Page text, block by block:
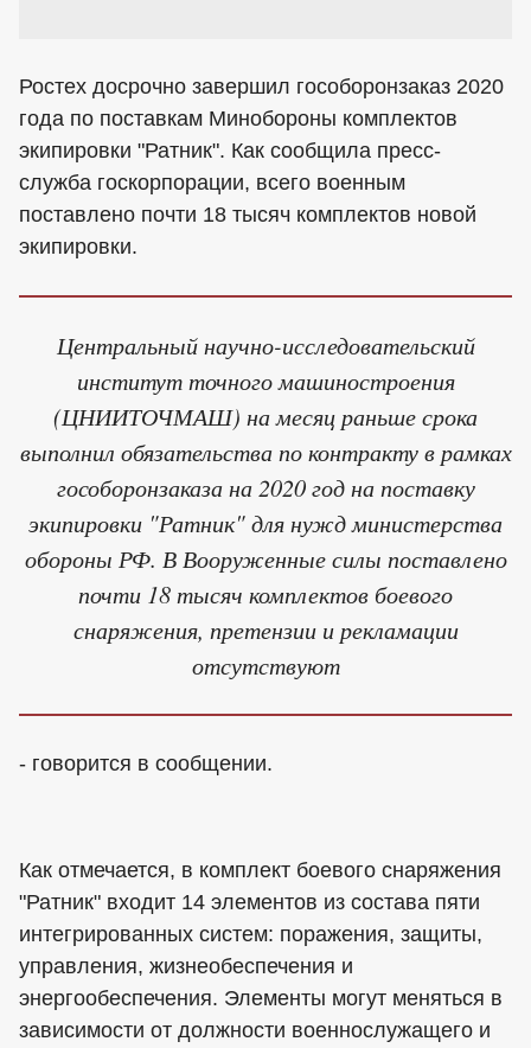
Ростех досрочно завершил гособоронзаказ 2020
года по поставкам Минобороны комплектов
экипировки "Ратник". Как сообщила пресс-
служба госкорпорации, всего военным
поставлено почти 18 тысяч комплектов новой
экипировки.
Центральный научно-исследовательский
институт точного машиностроения
(ЦНИИТОЧМАШ) на месяц раньше срока
выполнил обязательства по контракту в рамках
гособоронзаказа на 2020 год на поставку
экипировки "Ратник" для нужд министерства
обороны РФ. В Вооруженные силы поставлено
почти 18 тысяч комплектов боевого
снаряжения, претензии и рекламации
отсутствуют
- говорится в сообщении.
Как отмечается, в комплект боевого снаряжения
"Ратник" входит 14 элементов из состава пяти
интегрированных систем: поражения, защиты,
управления, жизнеобеспечения и
энергообеспечения. Элементы могут меняться в
зависимости от должности военнослужащего и